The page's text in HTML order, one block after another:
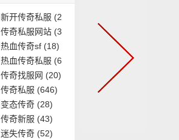
新开传奇私服 (2
传奇私服网站 (3
热血传奇sf (18)
热血传奇私服 (6
传奇找服网 (20)
传奇私服 (646)
变态传奇 (28)
传奇新服 (43)
迷失传奇 (52)